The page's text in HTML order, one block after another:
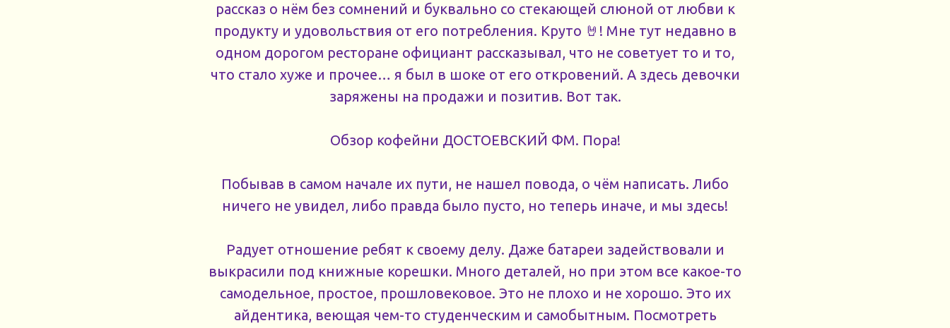
рассказ о нём без сомнений и буквально со стекающей слюной от любви к
продукту и удовольствия от его потребления. Круто 🤘! Мне тут недавно в
одном дорогом ресторане официант рассказывал, что не советует то и то,
что стало хуже и прочее… я был в шоке от его откровений. А здесь девочки
заряжены на продажи и позитив. Вот так.
Обзор кофейни ДОСТОЕВСКИЙ ФМ. Пора!
Побывав в самом начале их пути, не нашел повода, о чём написать. Либо
ничего не увидел, либо правда было пусто, но теперь иначе, и мы здесь!
Радует отношение ребят к своему делу. Даже батареи задействовали и
выкрасили под книжные корешки. Много деталей, но при этом все какое-то
самодельное, простое, прошловековое. Это не плохо и не хорошо. Это их
айдентика, веющая чем-то студенческим и самобытным. Посмотреть